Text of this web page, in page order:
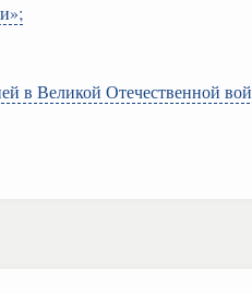
в Великой Отечественной